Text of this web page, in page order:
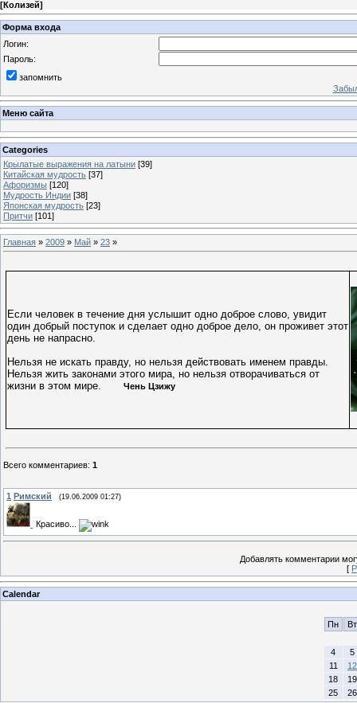
[Колизей]
Форма входа
Логин:
Пароль:
запомнить
Меню сайта
Categories
Крылатые выражения на латыни [39]
Китайская мудрость [37]
Афоризмы [120]
Мудрость Индии [38]
Японская мудрость [23]
Притчи [101]
Главная » 2009 » Май » 23 »
Если человек в течение дня услышит одно доброе слово, увидит
один добрый поступок и сделает одно доброе дело, он проживет этот
день не напрасно.
Нельзя не искать правду, но нельзя действовать именем правды.
Нельзя жить законами этого мира, но нельзя отворачиваться от
жизни в этом мире.
Чень Цзижу
Всего комментариев: 1
1 Римский (19.06.2009 01:27)
Красиво...
Добавлять комментарии
[
Calendar
Пн Вт
4
5
11
12
18
19
25
26